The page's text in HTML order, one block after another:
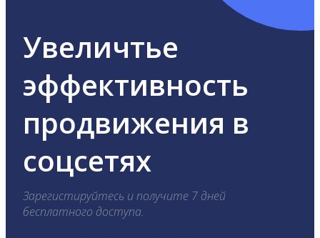
Увеличтье
эффективность
продвижения в
соцсетях
Зарегистируйтесь и получите 7 дней
бесплатного доступа.